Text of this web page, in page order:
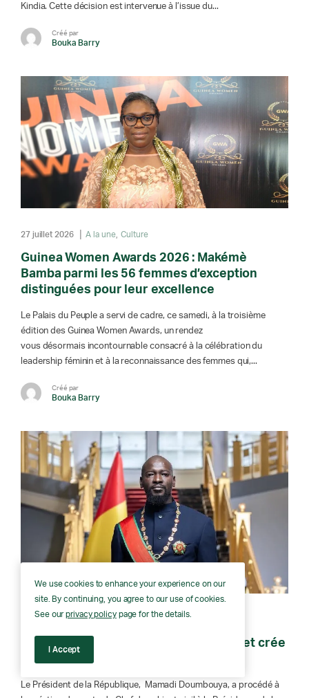
Kindia. Cette décision est intervenue à l’issue du...
Créé par
Bouka Barry
27 juillet 2026 A la une Culture
Guinea Women Awards 2026 : Makémè
Bamba parmi les 56 femmes d’exception
distinguées pour leur excellence
Le Palais du Peuple a servi de cadre, ce samedi, à la troisième
édition des Guinea Women Awards, un rendez
vous désormais incontournable consacré à la célébration du
leadership féminin et à la reconnaissance des femmes qui,...
Créé par
Bouka Barry
24 juillet 2026 A la une Politique
Présidence de la République : un décret crée
le poste de Chef de cabinet civil
Le Président de la République, Mamadi Doumbouya, a procédé à
We use cookies to enhance your experience on our
site. By continuing, you agree to our use of cookies.
See ourprivacy policypage for the details.
I Accept